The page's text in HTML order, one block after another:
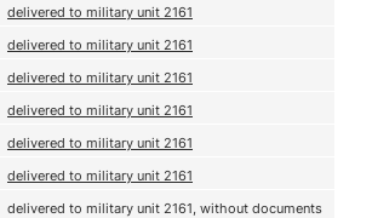
delivered to military unit 2161
delivered to military unit 2161
delivered to military unit 2161
delivered to military unit 2161
delivered to military unit 2161
delivered to military unit 2161
delivered to military unit 2161, without documents